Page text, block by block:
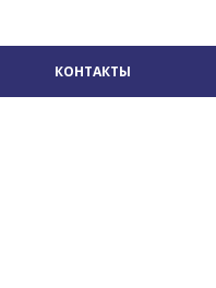
КОНТАКТЫ